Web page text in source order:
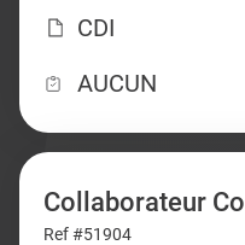
CDI
AUCUN
Collaborateur
Ref #51904